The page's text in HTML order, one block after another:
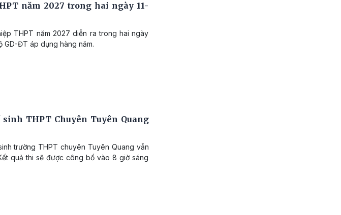
năm 2027 trong hai ngày 11-
THPT năm 2027 diễn ra trong hai ngày
GD-ĐT áp dụng hàng năm.
THPT Chuyên Tuyên Quang
trường THPT chuyên Tuyên Quang vẫn
quả thi sẽ được công bố vào 8 giờ sáng